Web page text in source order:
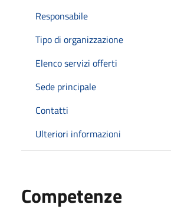
Responsabile
Tipo di organizzazione
Elenco servizi offerti
Sede principale
Contatti
Ulteriori informazioni
Competenze